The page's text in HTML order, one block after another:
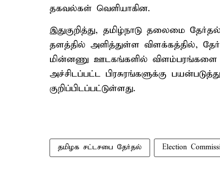
தகவல்கள் வெளியாகின.
இதுகுறித்து, தமிழ்நாடு தலைமை
தளத்தில் அளித்துள்ள விளக்கத்தில்,
மின்னணு ஊடகங்களில் விளம்பரங்களை
அச்சிடப்பட்ட பிரசுரங்களுக்கு
குறிப்பிடப்பட்டுள்ளது.
தமிழக சட்டசபை தேர்தல் Election